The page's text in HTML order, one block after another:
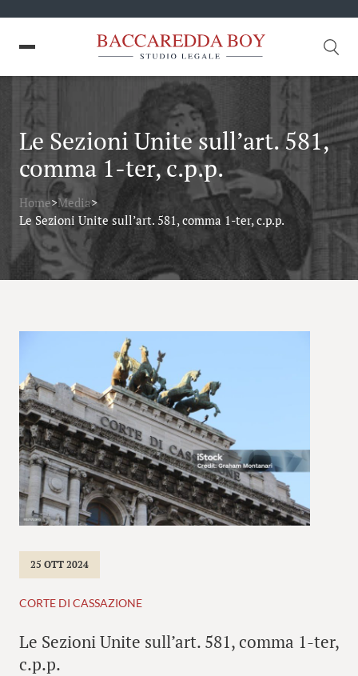
Le Sezioni Unite sull’art. 581,
comma 1-ter, c.p.p.
Home>Media>
Le Sezioni Unite sull’art. 581, comma 1-ter, c.p.p.
25 OTT 2024
CORTE DI CASSAZIONE
Le Sezioni Unite sull’art. 581, comma 1-ter,
c.p.p.